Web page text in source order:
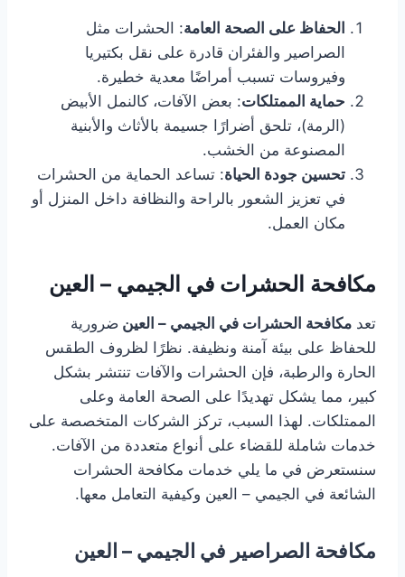
الحفاظ على الصحة العامة: الحشرات مثل
الصراصير والفئران قادرة على نقل بكتيريا
وفيروسات تسبب أمراضًا معدية خطيرة.
حماية الممتلكات: بعض الآفات، كالنمل الأبيض
(الرمة)، تلحق أضرارًا جسيمة بالأثاث والأبنية
المصنوعة من الخشب.
تحسين جودة الحياة: تساعد الحماية من الحشرات
في تعزيز الشعور بالراحة والنظافة داخل المنزل أو
مكان العمل.
مكافحة الحشرات في الجيمي – العين
تعد مكافحة الحشرات في الجيمي – العين ضرورية
للحفاظ على بيئة آمنة ونظيفة. نظرًا لظروف الطقس
الحارة والرطبة، فإن الحشرات والآفات تنتشر بشكل
كبير، مما يشكل تهديدًا على الصحة العامة وعلى
الممتلكات. لهذا السبب، تركز الشركات المتخصصة على
خدمات شاملة للقضاء على أنواع متعددة من الآفات.
سنستعرض في ما يلي خدمات مكافحة الحشرات
الشائعة في الجيمي – العين وكيفية التعامل معها.
مكافحة الصراصير في الجيمي – العين